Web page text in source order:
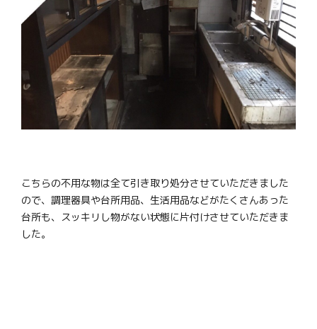
こちらの不用な物は全て引き取り処分させていただきました
ので、調理器具や台所用品、生活用品などがたくさんあった
台所も、スッキリし物がない状態に片付けさせていただきま
した。